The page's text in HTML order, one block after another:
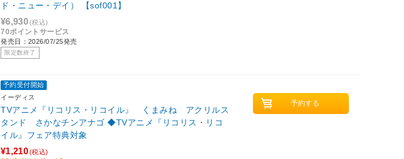
ド・ニュー・デイ） 【sof001】
¥6,930(税込)
70ポイントサービス
発売日：2026/07/25発売
限定数終了
予約受付開始
イーディス
TVアニメ『リコリス・リコイル』 くまみね アクリルス
タンド さかなチンアナゴ ◆TVアニメ『リコリス・リコ
イル』フェア特典対象
¥1,210(税込)